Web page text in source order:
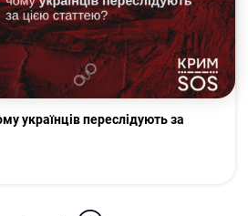
українців переслідують за